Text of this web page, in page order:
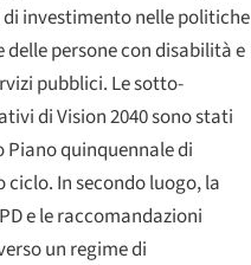
investimento nelle politiche
persone con disabilità e
pubblici. Le sotto-
di Vision 2040 sono stati
quinquennale di
ciclo. In secondo luogo, la
e le raccomandazioni
un regime di